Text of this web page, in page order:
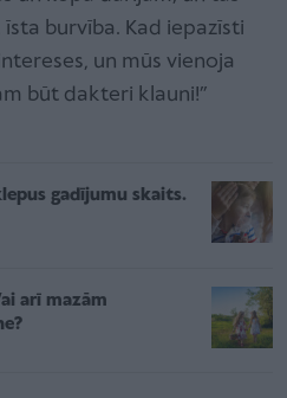
burvība. Kad iepazīsti
un mūs vienoja
būt dakteri klauni!”
gadījumu skaits.
arī mazām